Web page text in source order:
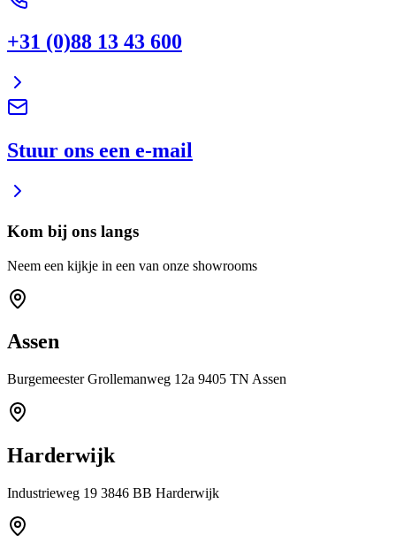
+31 (0)88 13 43 600
Stuur ons een e-mail
Kom bij ons langs
Neem een kijkje in een van onze showrooms
Assen
Burgemeester Grollemanweg 12a 9405 TN Assen
Harderwijk
Industrieweg 19 3846 BB Harderwijk